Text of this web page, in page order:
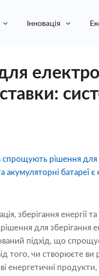
Інновація
спрощують рішення
акумуляторні
зберігання енергії та
для зберігання
підхід, що
чи створюєте ви
енергетичні